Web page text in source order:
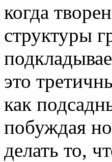
когда
структуры
это
как
побуждая
делать то,